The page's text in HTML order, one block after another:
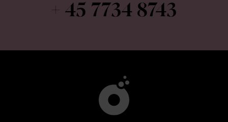
+ 45 7734 8743